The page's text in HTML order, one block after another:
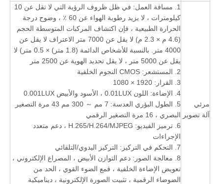
مرئي
آلة تصوير
1. مسافة العمل: في ظل ظروف الرؤية التي لا تقل عن 10
كيلومترات ، لا يزيد رطوبة الهواء عن 60 ٪ ، وضوح درجة
الحرارة الطبيعية ، فإن اكتشاف المركبات المتوسطة الحجم
(4.6 م × 2.3 م) لا يقل عن 7000 متر الاعتراف لا يقل عن
4000 متر. بالنسبة للأشخاص الدائمة (1.8 متر) × 0.5 متر) لا
يقل عن 5000 متر ، لا يقل تحديد الهوية عن 2500 متر
2. المستشعر: CMOS النجوم الخلفية
3. القرار: 1920 × 1080
4. الإضاءة: اللون 0.01LUX ، الأسود والأبيض 0.001LUX
5. الطول البؤري العدسة: 7 مم ～ 300 مم 43 مرة التصغير
البصري ، 16 مرة التصغير الرقمي
6. ترميز الفيديو: H.265/H.264/MJPEG ، دعم متعدد
الإجراءات
7. التحكم في التركيز: التركيز اليدوي/التلقائي
8. معالجة الصور: دعم التوازن الأبيض ، المصراع الإلكتروني ،
تعويض الإضاءة الخلفية ، قمع الضوء القوي ، الحد من
الضوضاء الرقمية ، تثبيت الصورة الإلكترونية ، ديناميكية